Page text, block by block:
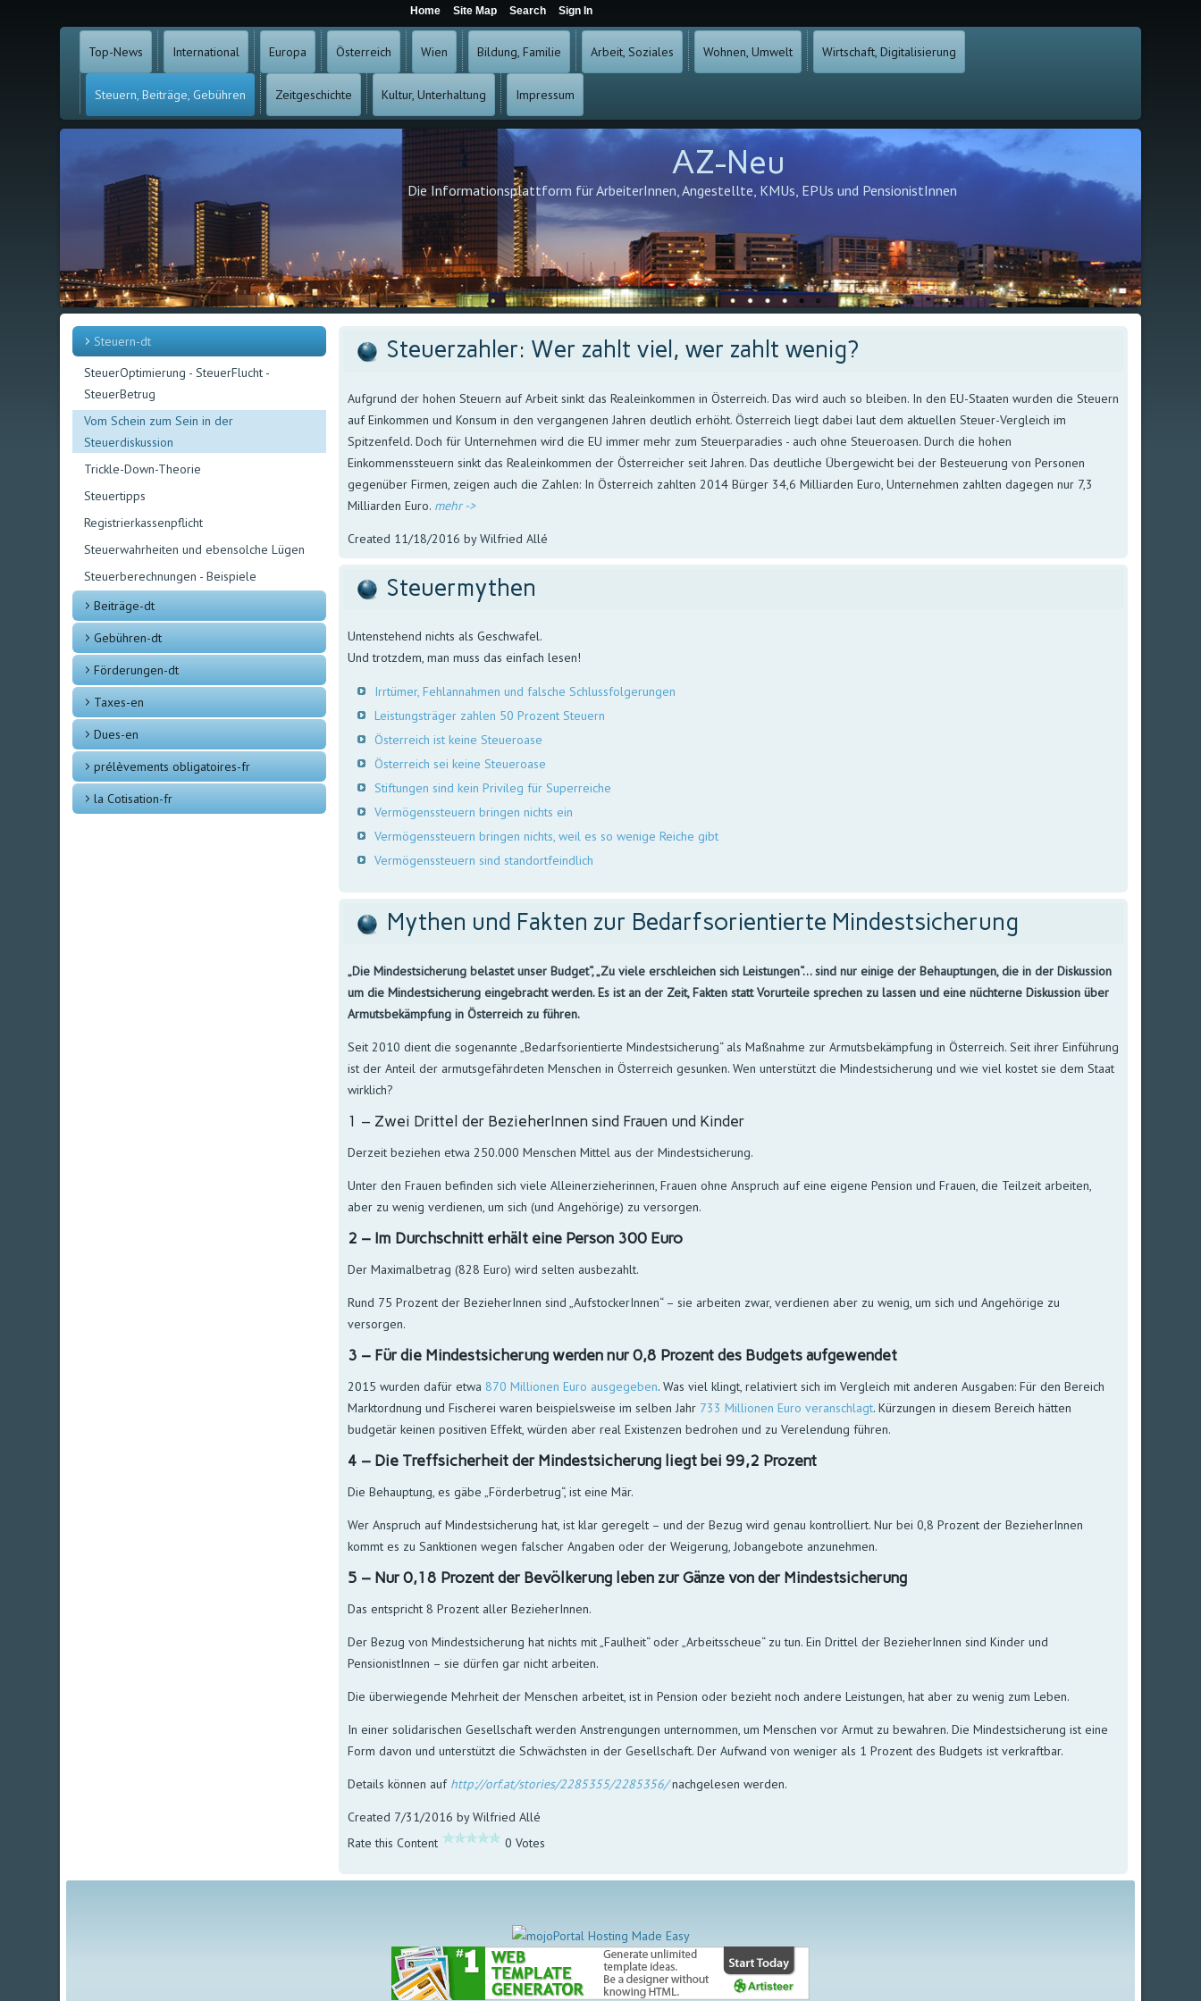
Top-News International Europa Österreich Wien Bildung, Familie Arbeit, Soziales Wohnen, Umwelt Wirtschaft, Digitalisierung
Steuern, Beiträge, Gebühren Zeitgeschichte Kultur, Unterhaltung Impressum
AZ-Neu
Die Informationsplattform für ArbeiterInnen, Angestellte, KMUs, EPUs und PensionistInnen
Steuern-dt
SteuerOptimierung - SteuerFlucht -
SteuerBetrug
Vom Schein zum Sein in der
Steuerdiskussion
Trickle-Down-Theorie
Steuertipps
Registrierkassenpflicht
Steuerwahrheiten und ebensolche Lügen
Steuerberechnungen - Beispiele
Beiträge-dt
Gebühren-dt
Förderungen-dt
Taxes-en
Dues-en
prélèvements obligatoires-fr
la Cotisation-fr
Steuerzahler: Wer zahlt viel, wer zahlt wenig?
Aufgrund der hohen Steuern auf Arbeit sinkt das Realeinkommen in Österreich. Das wird auch so bleiben. In den EU-Staaten wurden die Steuern
auf Einkommen und Konsum in den vergangenen Jahren deutlich erhöht. Österreich liegt dabei laut dem aktuellen Steuer-Vergleich im
Spitzenfeld. Doch für Unternehmen wird die EU immer mehr zum Steuerparadies - auch ohne Steueroasen. Durch die hohen
Einkommenssteuern sinkt das Realeinkommen der Österreicher seit Jahren. Das deutliche Übergewicht bei der Besteuerung von Personen
gegenüber Firmen, zeigen auch die Zahlen: In Österreich zahlten 2014 Bürger 34,6 Milliarden Euro, Unternehmen zahlten dagegen nur 7,3
Milliarden Euro. mehr ->
Created 11/18/2016 by Wilfried Allé
Steuermythen
Untenstehend nichts als Geschwafel.
Und trotzdem, man muss das einfach lesen!
Irr­tü­mer, Fehl­an­nah­men und fal­sche Schlussfolgerungen
Leistungsträger zahlen 50 Prozent Steuern
Österreich ist keine Steueroase
Österreich sei keine Steueroase
Stiftungen sind kein Privileg für Superreiche
Vermögenssteuern bringen nichts ein
Vermögenssteuern bringen nichts, weil es so wenige Reiche gibt
Vermögenssteuern sind standortfeindlich
Mythen und Fakten zur Bedarfsorientierte Mindestsicherung
„Die Mindestsicherung belastet unser Budget“, „Zu viele erschleichen sich Leistungen“… sind nur einige der Behauptungen, die in der Diskussion
um die Mindestsicherung eingebracht werden. Es ist an der Zeit, Fakten statt Vorurteile sprechen zu lassen und eine nüchterne Diskussion über
Armutsbekämpfung in Österreich zu führen.
Seit 2010 dient die sogenannte „Bedarfsorientierte Mindestsicherung“ als Maßnahme zur Armutsbekämpfung in Österreich. Seit ihrer Einführung
ist der Anteil der armutsgefährdeten Menschen in Österreich gesunken. Wen unterstützt die Mindestsicherung und wie viel kostet sie dem Staat
wirklich?
1 – Zwei Drittel der BezieherInnen sind Frauen und Kinder
Derzeit beziehen etwa 250.000 Menschen Mittel aus der Mindestsicherung.
Unter den Frauen befinden sich viele Alleinerzieherinnen, Frauen ohne Anspruch auf eine eigene Pension und Frauen, die Teilzeit arbeiten,
aber zu wenig verdienen, um sich (und Angehörige) zu versorgen.
2 – Im Durchschnitt erhält eine Person 300 Euro
Der Maximalbetrag (828 Euro) wird selten ausbezahlt.
Rund 75 Prozent der BezieherInnen sind „AufstockerInnen“ – sie arbeiten zwar, verdienen aber zu wenig, um sich und Angehörige zu
versorgen.
3 – Für die Mindestsicherung werden nur 0,8 Prozent des Budgets aufgewendet
2015 wurden dafür etwa 870 Millionen Euro ausgegeben. Was viel klingt, relativiert sich im Vergleich mit anderen Ausgaben: Für den Bereich
Marktordnung und Fischerei waren beispielsweise im selben Jahr 733 Millionen Euro veranschlagt. Kürzungen in diesem Bereich hätten
budgetär keinen positiven Effekt, würden aber real Existenzen bedrohen und zu Verelendung führen.
4 – Die Treffsicherheit der Mindestsicherung liegt bei 99,2 Prozent
Die Behauptung, es gäbe „Förderbetrug“, ist eine Mär.
Wer Anspruch auf Mindestsicherung hat, ist klar geregelt – und der Bezug wird genau kontrolliert. Nur bei 0,8 Prozent der BezieherInnen
kommt es zu Sanktionen wegen falscher Angaben oder der Weigerung, Jobangebote anzunehmen.
5 – Nur 0,18 Prozent der Bevölkerung leben zur Gänze von der Mindestsicherung
Das entspricht 8 Prozent aller BezieherInnen.
Der Bezug von Mindestsicherung hat nichts mit „Faulheit“ oder „Arbeitsscheue“ zu tun. Ein Drittel der BezieherInnen sind Kinder und
PensionistInnen – sie dürfen gar nicht arbeiten.
Die überwiegende Mehrheit der Menschen arbeitet, ist in Pension oder bezieht noch andere Leistungen, hat aber zu wenig zum Leben.
In einer solidarischen Gesellschaft werden Anstrengungen unternommen, um Menschen vor Armut zu bewahren. Die Mindestsicherung ist eine
Form davon und unterstützt die Schwächsten in der Gesellschaft. Der Aufwand von weniger als 1 Prozent des Budgets ist verkraftbar.
Details können auf http://orf.at/stories/2285355/2285356/nachgelesen werden.
Created 7/31/2016 by Wilfried Allé
Rate this Content
0 Votes
Home Site Map Search Sign In